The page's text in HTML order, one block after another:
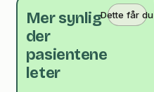
Mer synlig
der
pasientene
leter
Dette får du